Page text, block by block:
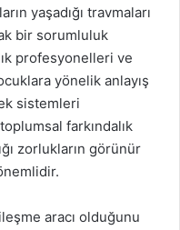
yaşadığı travmaları
bir sorumluluk
profesyonelleri ve
yönelik anlayış
sistemleri
farkındalık
zorlukların görünür
aracı olduğunu